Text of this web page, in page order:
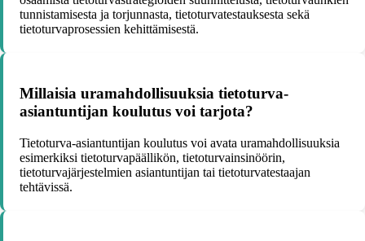
tunnistamisesta ja torjunnasta, tietoturvatestauksesta sekä
tietoturvaprosessien kehittämisestä.
Millaisia uramahdollisuuksia tietoturva-
asiantuntijan koulutus voi tarjota?
Tietoturva-asiantuntijan koulutus voi avata uramahdollisuuksia
esimerkiksi tietoturvapäällikön, tietoturvainsinöörin,
tietoturvajärjestelmien asiantuntijan tai tietoturvatestaajan
tehtävissä.